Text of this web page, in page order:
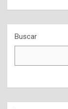
Buscar